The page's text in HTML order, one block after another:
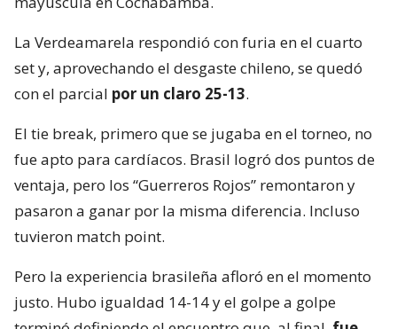
La Verdeamarela respondió con furia en el cuarto
set y, aprovechando el desgaste chileno, se quedó
con el parcial por un claro 25-13.
El tie break, primero que se jugaba en el torneo, no
fue apto para cardíacos. Brasil logró dos puntos de
ventaja, pero los “Guerreros Rojos” remontaron y
pasaron a ganar por la misma diferencia. Incluso
tuvieron match point.
Pero la experiencia brasileña afloró en el momento
justo. Hubo igualdad 14-14 y el golpe a golpe